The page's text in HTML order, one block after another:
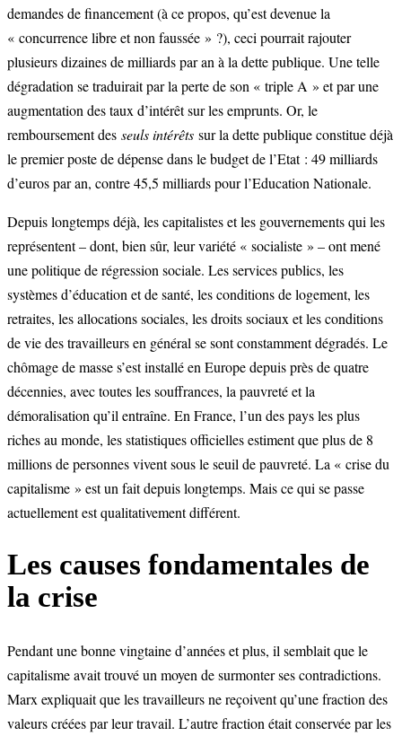
demandes de financement (à ce propos, qu’est devenue la
« concurrence libre et non faussée » ?), ceci pourrait rajouter
plusieurs dizaines de milliards par an à la dette publique. Une telle
dégradation se traduirait par la perte de son « triple A » et par une
augmentation des taux d’intérêt sur les emprunts. Or, le
remboursement des seuls intérêts sur la dette publique constitue déjà
le premier poste de dépense dans le budget de l’Etat : 49 milliards
d’euros par an, contre 45,5 milliards pour l’Education Nationale.
Depuis longtemps déjà, les capitalistes et les gouvernements qui les
représentent – dont, bien sûr, leur variété « socialiste » – ont mené
une politique de régression sociale. Les services publics, les
systèmes d’éducation et de santé, les conditions de logement, les
retraites, les allocations sociales, les droits sociaux et les conditions
de vie des travailleurs en général se sont constamment dégradés. Le
chômage de masse s’est installé en Europe depuis près de quatre
décennies, avec toutes les souffrances, la pauvreté et la
démoralisation qu’il entraîne. En France, l’un des pays les plus
riches au monde, les statistiques officielles estiment que plus de 8
millions de personnes vivent sous le seuil de pauvreté. La « crise du
capitalisme » est un fait depuis longtemps. Mais ce qui se passe
actuellement est qualitativement différent.
Les causes fondamentales de
la crise
Pendant une bonne vingtaine d’années et plus, il semblait que le
capitalisme avait trouvé un moyen de surmonter ses contradictions.
Marx expliquait que les travailleurs ne reçoivent qu’une fraction des
valeurs créées par leur travail. L’autre fraction était conservée par les